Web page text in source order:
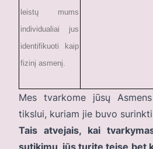
leistų mums
individualiai jus
identifikuoti kaip
fizinį asmenį.
Mes tvarkome jūsų
tikslui, kuriam jie buvo
Tais atvejais, kai
sutikimu, jūs turite teisę bet